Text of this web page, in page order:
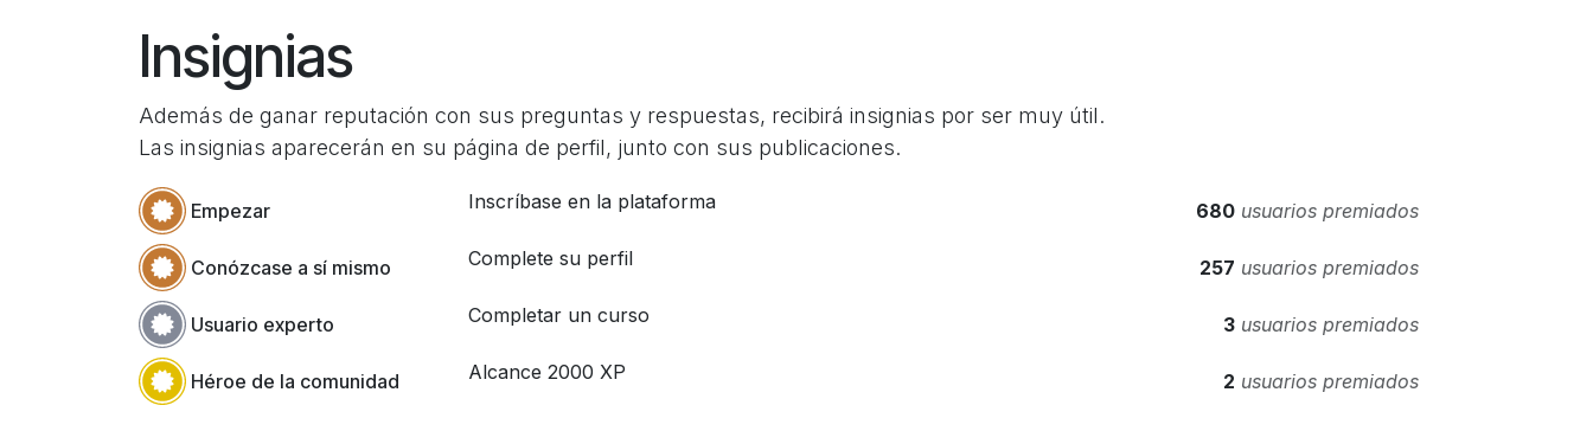
Insignias
Además de ganar reputación con sus preguntas y respuestas, recibirá insignias por ser muy útil.
Las insignias aparecerán en su página de perfil, junto con sus publicaciones.
Empezar Inscríbase en la plataforma 680 usuarios premiados
Conózcase a sí mismo Complete su perfil 257 usuarios premiados
Usuario experto Completar un curso 3 usuarios premiados
Héroe de la comunidad Alcance 2000 XP 2 usuarios premiados